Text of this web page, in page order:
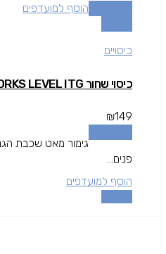
הוסף למועדפים
כיסויים
כיסוי שחור IPHONE 8 PLUS / 7 PLUS – PATCHWORKS LEVEL ITG
₪149
גימור מאט שכבת
פנים...
הוסף למועדפים